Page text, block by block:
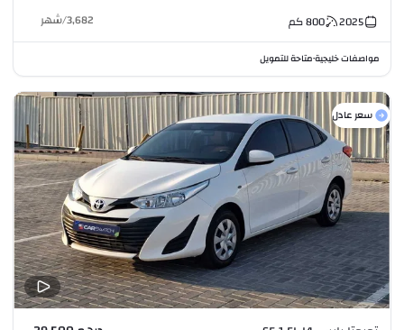
2025
800كم 3,682
/شهر
مواصفات خليجية•متاحة للتمويل
سعر عادل